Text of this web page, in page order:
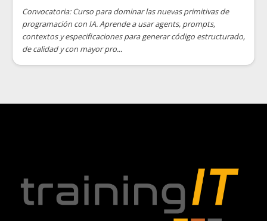
Convocatoria: Curso para dominar las nuevas primitivas de
programación con IA. Aprende a usar agents, prompts,
contextos y especificaciones para generar código estructurado,
de calidad y con mayor pro...